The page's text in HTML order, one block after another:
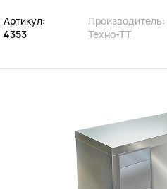
Артикул:
4353
Производитель:
Техно-ТТ